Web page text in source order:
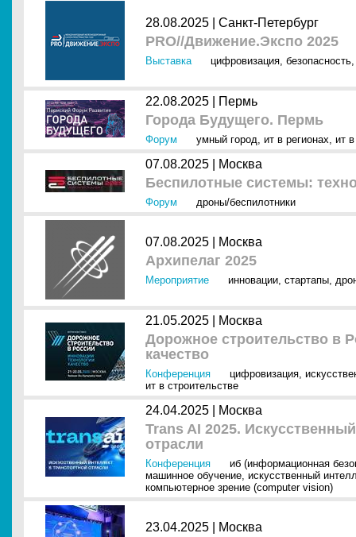
28.08.2025 | Санкт-Петербург
PRO//Движение.Экспо 2025
Выставка цифровизация, безопасность
22.08.2025 | Пермь
Города Будущего. Пермь
Форум умный город, ит в регионах, ит
07.08.2025 | Москва
Беспилотные системы:
Форум дроны/беспилотники
07.08.2025 | Москва
Архипелаг 2025
Мероприятие инновации, стартапы,
21.05.2025 | Москва
Дорожное строительство в
качество
Конференция цифровизация,
ит в строительстве
24.04.2025 | Москва
Trans AI 2025.
отрасли
Конференция
иб (информационная
машинное обучение, искусственный
компьютерное зрение (computer vision)
23.04.2025 | Москва